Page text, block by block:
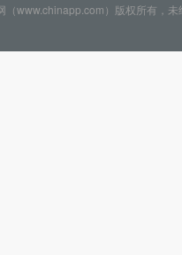
www.chinapp.com）版权所有，